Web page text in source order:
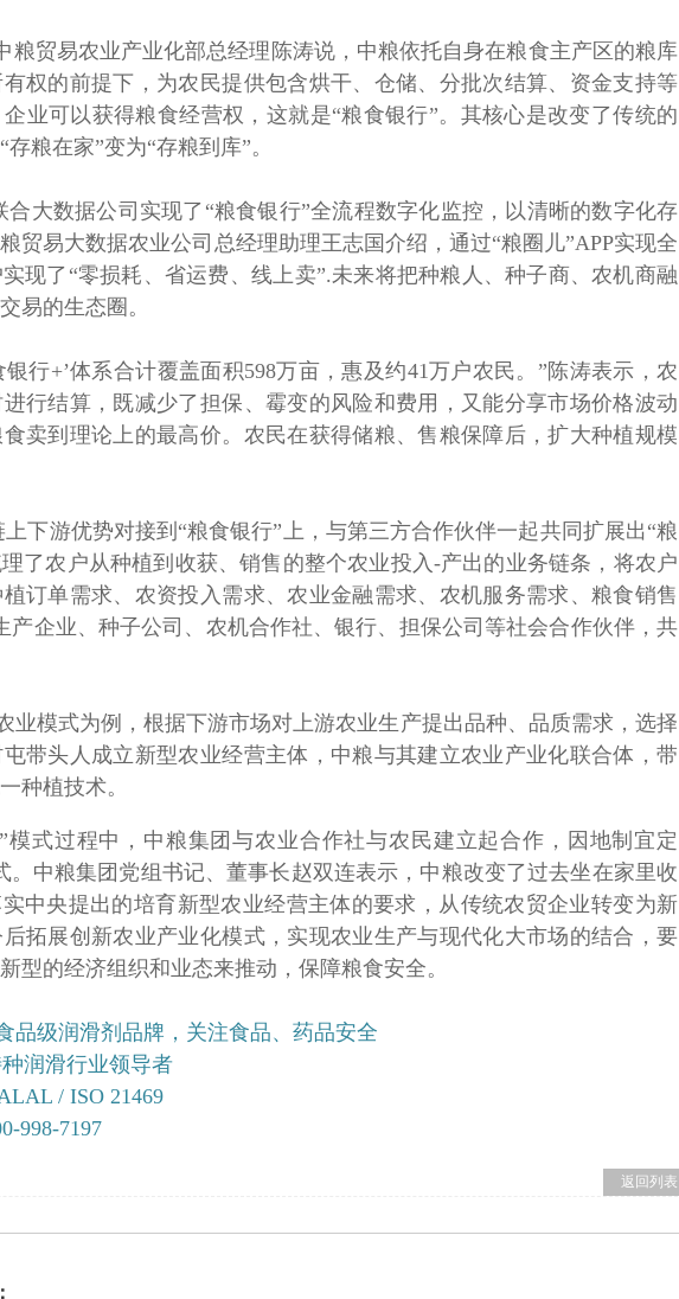
粮贸易农业产业化部总经理陈涛说，中粮依托自身在粮食主产区的粮库
权的前提下，为农民提供包含烘干、仓储、分批次结算、资金支持等
业可以获得粮食经营权，这就是“粮食银行”。其核心是改变了传统的
粮在家”变为“存粮到库”。
合大数据公司实现了“粮食银行”全流程数字化监控，以清晰的数字化存
贸易大数据农业公司总经理助理王志国介绍，通过“粮圈儿”APP实现全
现了“零损耗、省运费、线上卖”.未来将把种粮人、种子商、农机商融
易的生态圈。
银行+’体系合计覆盖面积598万亩，惠及约41万户农民。”陈涛表示，农
行结算，既减少了担保、霉变的风险和费用，又能分享市场价格波动
卖到理论上的最高价。农民在获得储粮、售粮保障后，扩大种植规模
下游优势对接到“粮食银行”上，与第三方合作伙伴一起共同扩展出“粮
了农户从种植到收获、销售的整个农业投入-产出的业务链条，将农户
订单需求、农资投入需求、农业金融需求、农机服务需求、粮食销售
产企业、种子公司、农机合作社、银行、担保公司等社会合作伙伴，共
业模式为例，根据下游市场对上游农业生产提出品种、品质需求，选择
带头人成立新型农业经营主体，中粮与其建立农业产业化联合体，带
种植技术。
模式过程中，中粮集团与农业合作社与农民建立起合作，因地制宜定
。中粮集团党组书记、董事长赵双连表示，中粮改变了过去坐在家里收
中央提出的培育新型农业经营主体的要求，从传统农贸企业转变为新
拓展创新农业产业化模式，实现农业生产与现代化大市场的结合，要
型的经济组织和业态来推动，保障粮食安全。
品级润滑剂品牌，关注食品、药品安全
润滑行业领导者
/ ISO 21469
998-7197
返回列表